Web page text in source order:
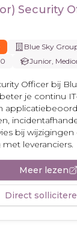
Security
Blue Sky
Junior,
Officer bij
je continu
bij
leveranciers.
Meer lezen
Direct